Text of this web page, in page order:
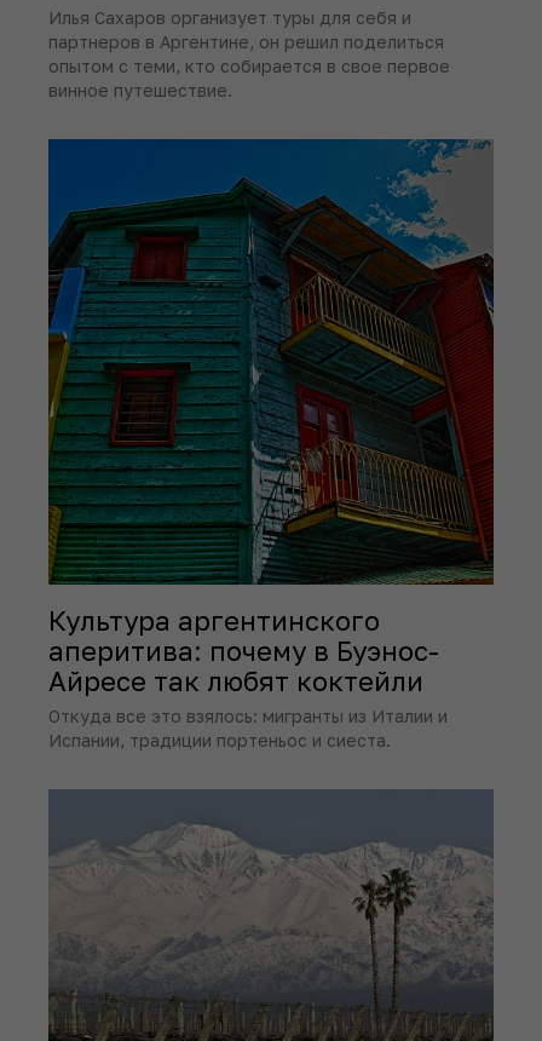
Илья Сахаров организует туры для себя и
партнеров в Аргентине, он решил поделиться
опытом с теми, кто собирается в свое первое
винное путешествие.
Культура аргентинского
аперитива: почему в Буэнос-
Айресе так любят коктейли
Откуда все это взялось: мигранты из Италии и
Испании, традиции портеньос и сиеста.